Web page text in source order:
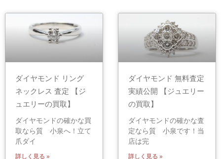
ダイヤモンド リング
ネックレス 査定 【ジ
ュエリーの買取】
ダイヤモンドの確かな買
取なら質 小泉へ！立て
爪ダイ
詳しく見る »
ダイヤモンド 無料査定
実績公開 【ジュエリー
の買取】
ダイヤモンドの確かな査
定なら質 小泉です！当
店は完
詳しく見る »